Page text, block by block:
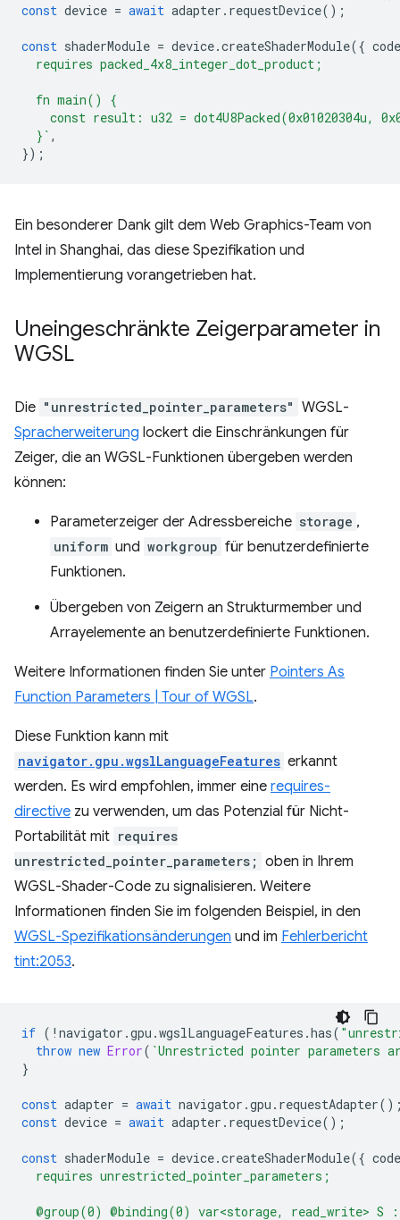
const device = await adapter . requestDevice();
const shaderModule = device.createShaderModule({ code
  requires packed_4x8_integer_dot_product;
  fn main() {
const result: u32 = dot4U8Packed(0x01020304u,
  }`
,
});
Ein besonderer Dank gilt dem Web Graphics-Team von
Intel in Shanghai, das diese Spezifikation und
Implementierung vorangetrieben hat.
Uneingeschränkte Zeigerparameter in
WGSL
Die "unrestricted_pointer_parameters" WGSL-
Spracherweiterung lockert die Einschränkungen für
Zeiger, die an WGSL-Funktionen übergeben werden
können:
Parameterzeiger der Adressbereiche storage ,
uniform und workgroup für benutzerdefinierte
Funktionen.
Übergeben von Zeigern an Strukturmember und
Arrayelemente an benutzerdefinierte Funktionen.
Weitere Informationen finden Sie unter Pointers As
Function Parameters | Tour of WGSL.
Diese Funktion kann mit
navigator.gpu.wgslLanguageFeatures erkannt
werden. Es wird empfohlen, immer eine requires-
directive zu verwenden, um das Potenzial für Nicht-
Portabilität mit requires
unrestricted_pointer_parameters; oben in Ihrem
WGSL-Shader-Code zu signalisieren. Weitere
Informationen finden Sie im folgenden Beispiel, in den
WGSL-Spezifikationsänderungen und im Fehlerbericht
tint:2053.
if ( ! navigator .gpu .wgslLanguageFeatures .has(
throw new Error( `Unrestricted pointer parameters
}
const adapter = await navigator .gpu . requestAdapter
const device = await adapter . requestDevice();
const shaderModule = device.createShaderModule({ code
  requires unrestricted_pointer_parameters;
@group(0) @binding(0) var<storage, read_write> S